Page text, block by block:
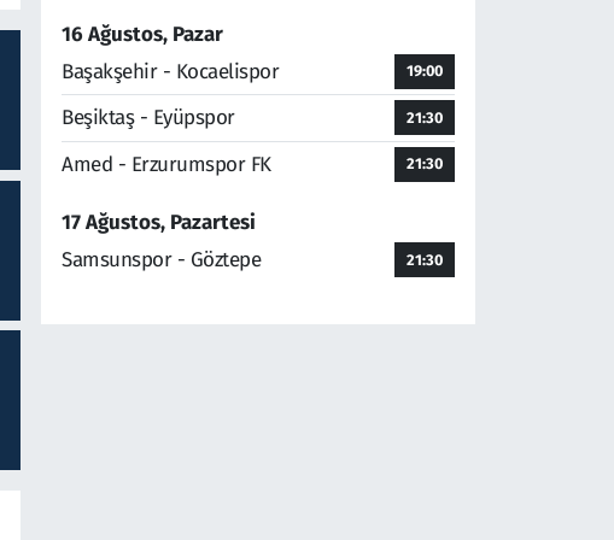
16 Ağustos, Pazar
Başakşehir - Kocaelispor
19:00
Beşiktaş - Eyüpspor 21:30
Amed - Erzurumspor FK 21:30
17 Ağustos, Pazartesi
Samsunspor - Göztepe
21:30